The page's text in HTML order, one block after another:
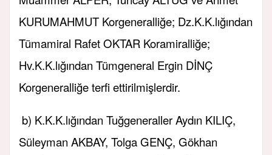
KURUMAHMUT Korgeneralliğe; Dz.K.K.lığından
Tümamiral Rafet OKTAR Koramiralliğe;
Hv.K.K.lığından Tümgeneral Ergin DİNÇ
Korgeneralliğe terfi ettirilmişlerdir.
b) K.K.K.lığından Tuğgeneraller Aydın KILIÇ,
Süleyman AKBAY, Tolga GENÇ, Gökhan